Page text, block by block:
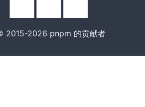
2015-2026 pnpm 的贡献者